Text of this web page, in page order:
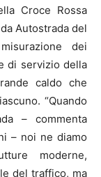
Croce Rossa
Autostrada del
dei
di servizio della
caldo che
“Quando
– commenta
– noi ne diamo
moderne,
del traffico, ma